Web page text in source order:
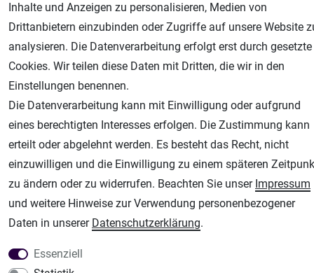
AGB Widerrufsrecht Datenschutz Impressum
Unsere weiteren Shops:
Airbrush-City
Fachhandel für: Airbrushpistolen, Kompressoren, Airbrushfarben
Modellbau-City
Modellbau Shop
Plotter-City
Schneideplotter, Transferpressen, Siebdruck und Plotterfolien
Im Shop Kaufen
Küchen Zubehör - Haus/Garten - Tierbedarf
Inhalte und Anzeigen zu personalisieren, Medien von
Drittanbietern einzubinden oder Zugriffe auf unsere Website
analysieren. Die Datenverarbeitung erfolgt erst durch gesetzte
Cookies. Wir teilen diese Daten mit Dritten, die wir in den
Einstellungen benennen.
Die Datenverarbeitung kann mit Einwilligung oder aufgrund
eines berechtigten Interesses erfolgen. Die Zustimmung kann
erteilt oder abgelehnt werden. Es besteht das Recht, nicht
einzuwilligen und die Einwilligung zu einem späteren
zu ändern oder zu widerrufen. Beachten Sie unser Impressum
und weitere Hinweise zur Verwendung personenbezogener
Daten in unserer Daten­schutz­erklärung.
Essenziell